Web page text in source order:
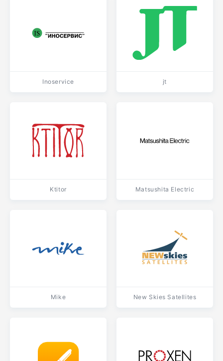
Inoservice jt
Ktitor Matsushita Electric
Mike New Skies Satellites